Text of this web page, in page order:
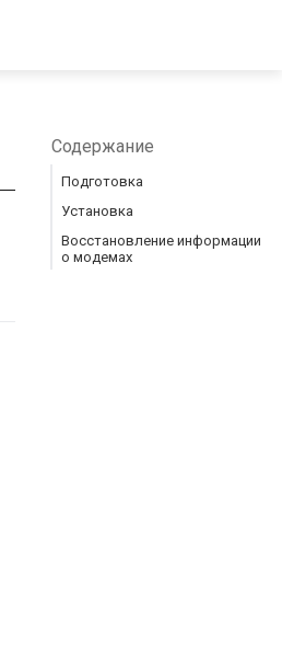
Содержание
Подготовка
Установка
Восстановление информации
о модемах